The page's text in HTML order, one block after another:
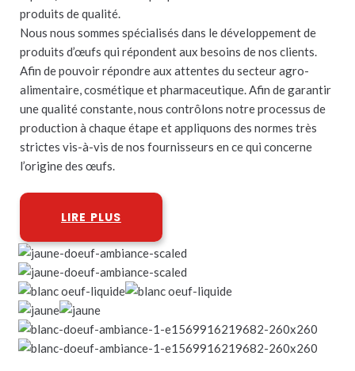
produits de qualité.
Nous nous sommes spécialisés dans le développement de
produits d’œufs qui répondent aux besoins de nos clients.
Afin de pouvoir répondre aux attentes du secteur agro-
alimentaire, cosmétique et pharmaceutique. Afin de garantir
une qualité constante, nous contrôlons notre processus de
production à chaque étape et appliquons des normes très
strictes vis-à-vis de nos fournisseurs en ce qui concerne
l’origine des œufs.
LIRE PLUS